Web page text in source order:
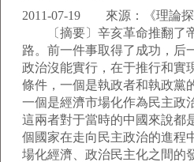
2011-07-19 來源：《理論
〔摘要〕辛亥革命推翻了
路。前一件事取得了成功，后
政治沒能實行，在于推行和實
條件，一個是執政者和執政黨
一個是經濟市場化作為民主政
這兩者對于當時的中國來說都
個國家在走向民主政治的進程
場化經濟、政治民主化之間的